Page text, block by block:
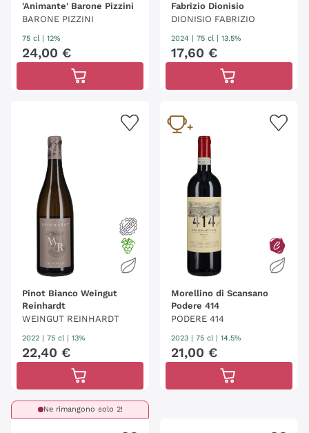
'Animante' Barone Pizzini
BARONE PIZZINI
75 cl | 12%
24,00 €
Fabrizio Dionisio
DIONISIO FABRIZIO
2024 75 cl | 13.5%
17,60 €
Pinot Bianco Weingut
Reinhardt
WEINGUT REINHARDT
2022 75 cl | 13%
22,40 €
Morellino di Scansano
Podere 414
PODERE 414
2023 75 cl | 14.5%
21,00 €
Ne rimangono solo 2!